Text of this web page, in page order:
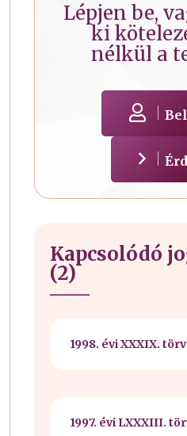
Lépjen be,
ki
nélkül a
Kapcsolódó
(2)
1998. évi XXXIX.
1997. évi LXXXIII.